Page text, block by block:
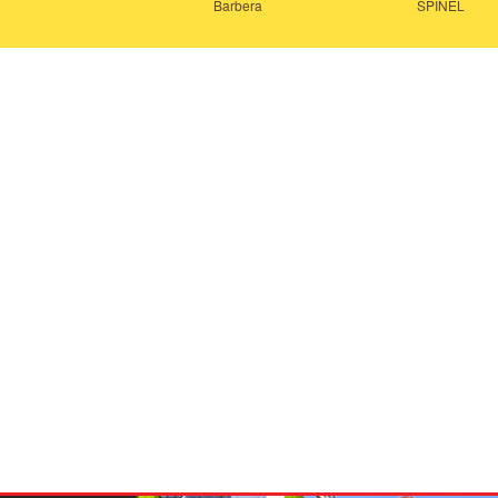
Barbera SPINEL